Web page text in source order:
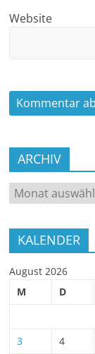
Website
ARCHIV
ARCHIV
KALENDER
August 2026
M
D
3
4